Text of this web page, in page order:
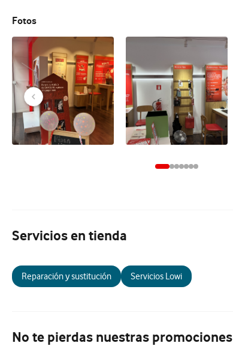
Fotos
Servicios en tienda
Reparación y sustitución Servicios Lowi
No te pierdas nuestras promociones